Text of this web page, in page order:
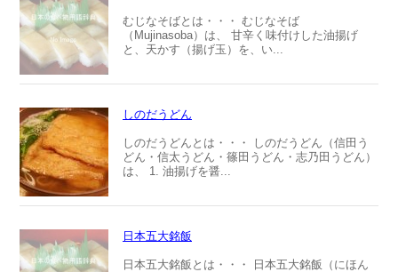
むじなそばとは・・・ むじなそば
（Mujinasoba）は、 甘辛く味付けした油揚げ
と、天かす（揚げ玉）を、い...
しのだうどん
しのだうどんとは・・・ しのだうどん（信田う
どん・信太うどん・篠田うどん・志乃田うどん）
は、 1. 油揚げを醤...
日本五大銘飯
日本五大銘飯とは・・・ 日本五大銘飯（にほん